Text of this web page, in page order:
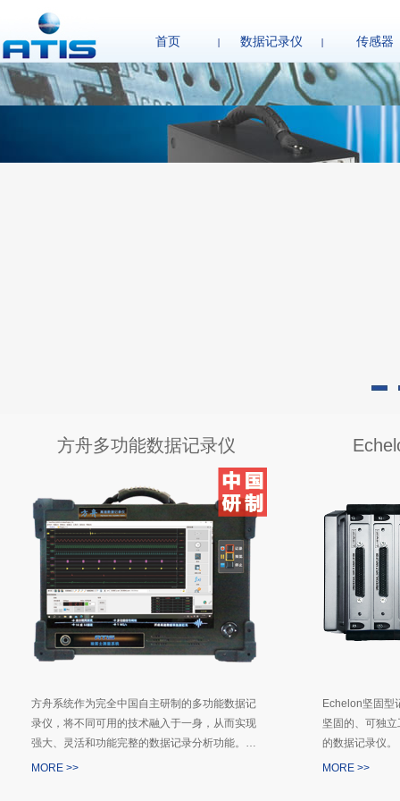
首页 数据记录仪 传感器
方舟多功能数据记录仪
方舟系统作为完全中国自主研制的多功能数据记
录仪，将不同可用的技术融入于一身，从而实现
强大、灵活和功能完整的数据记录分析功能。…
MORE >>
Echelon坚固型
坚固的、可独
的数据记录仪
MORE >>